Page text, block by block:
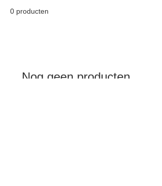
0 producten
Nog geen producten...